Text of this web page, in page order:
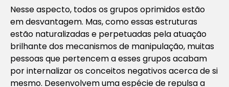
Nesse aspecto, todos os grupos oprimidos estão
em desvantagem. Mas, como essas estruturas
estão naturalizadas e perpetuadas pela atuação
brilhante dos mecanismos de manipulação, muitas
pessoas que pertencem a esses grupos acabam
por internalizar os conceitos negativos acerca de si
mesmo. Desenvolvem uma espécie de repulsa a